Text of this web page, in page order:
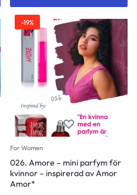
-19%
For Women
026. Amore – mini parfym för
kvinnor – inspirerad av Amor
Amor*